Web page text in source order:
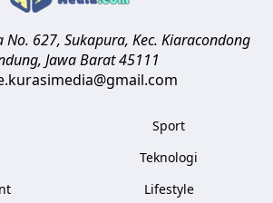
No. 627, Sukapura, Kec. Kiaracondong
, Jawa Barat45111
Sport
Teknologi
Lifestyle